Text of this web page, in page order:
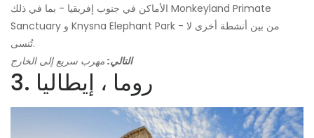
الأماكن في جنوب إفريقيا - بما في ذلك Monkeyland Primate
Sanctuary و Knysna Elephant Park - من بين أنشطة أخرى لا
تُنسى.
التالي: مهرب سريع إلى الخارج
3. روما ، إيطاليا